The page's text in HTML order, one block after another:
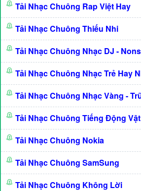
Tải Nhạc Chuông Rap Việt Hay
Tải Nhạc Chuông Thiếu Nhi
Tải Nhạc Chuông Nhạc DJ -
Tải Nhạc Chuông Nhạc Trẻ Hay
Tải Nhạc Chuông Nhạc Vàng -
Tải Nhạc Chuông Tiếng Động Vật
Tải Nhạc Chuông Nokia
Tải Nhạc Chuông SamSung
Tải Nhạc Chuông Không Lời